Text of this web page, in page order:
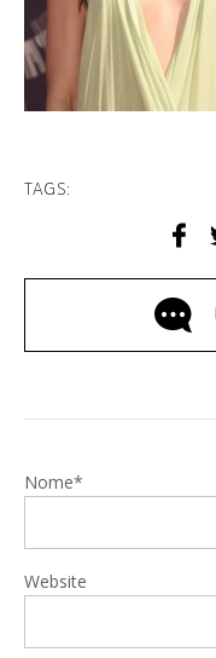
TAGS:
Nome*
Website